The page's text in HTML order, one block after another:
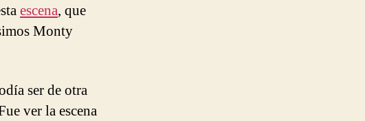
escena, que
Monty
ser de otra
ver la escena